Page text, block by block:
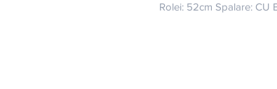
Rolei: 52cm Spalare: CU